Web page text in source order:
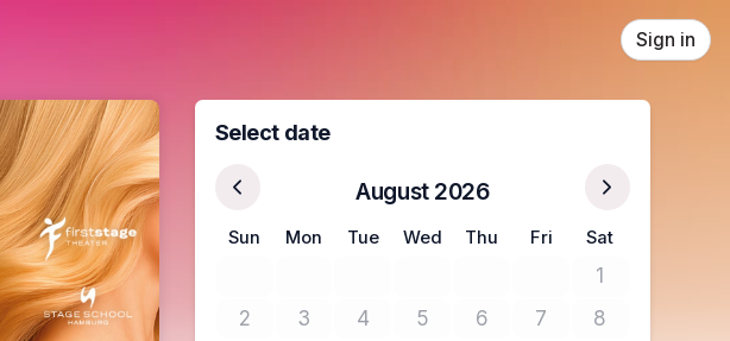
Sign in
Select date
August 2026
Sun Mon Tue Wed Thu Fri Sat
1No tickets
2No tickets available
3No tickets available
4No tickets available
5No tickets available
6No tickets available
7No tickets available
8No tickets